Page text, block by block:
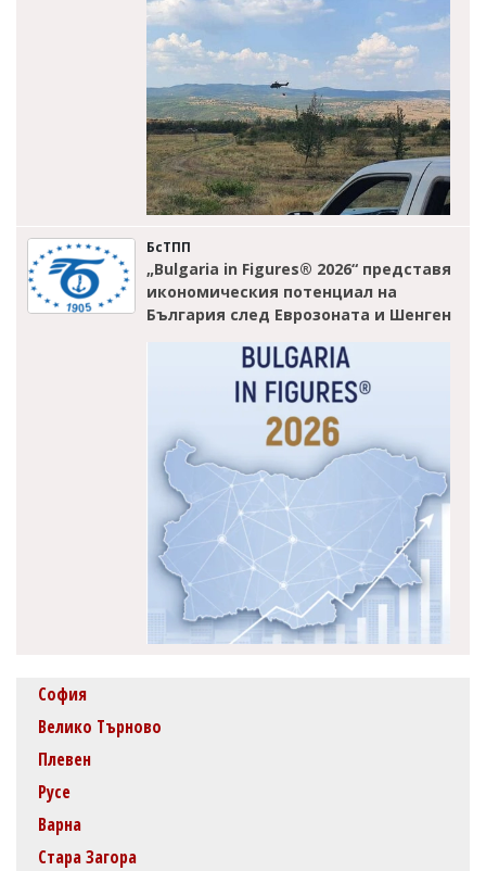
БсТПП
„Bulgaria in Figures® 2026“ представя
икономическия потенциал на
България след Еврозоната и Шенген
София
Велико Търново
Плевен
Русе
Варна
Стара Загора